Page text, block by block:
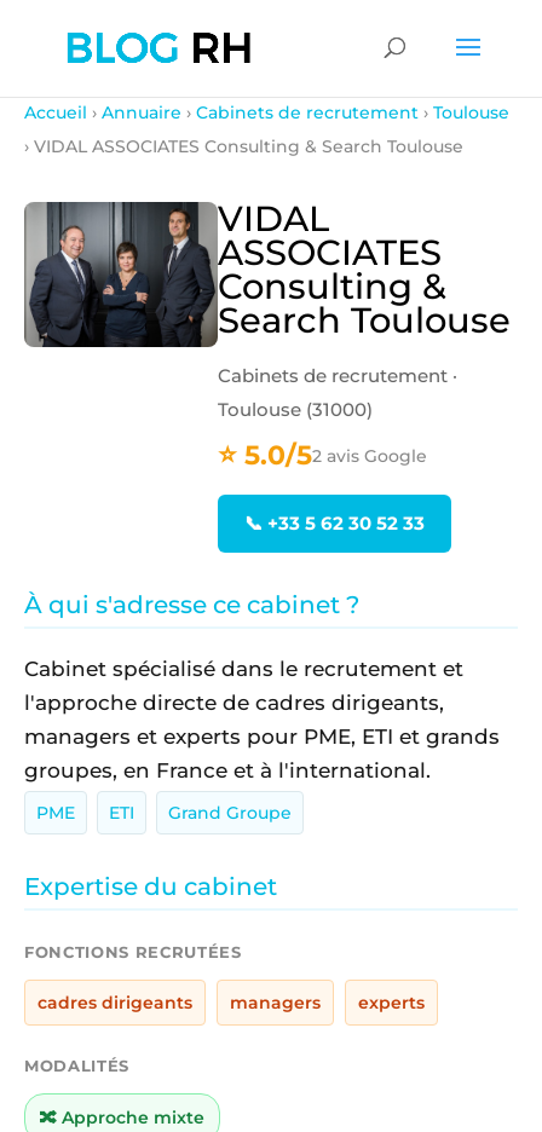
Accueil › Annuaire › Cabinets de recrutement › Toulouse
› VIDAL ASSOCIATES Consulting & Search Toulouse
VIDAL
ASSOCIATES
Consulting &
Search Toulouse
Cabinets de recrutement ·
Toulouse (31000)
⭐ 5.0/52 avis Google
📞 +33 5 62 30 52 33
À qui s'adresse ce cabinet ?
Cabinet spécialisé dans le recrutement et
l'approche directe de cadres dirigeants,
managers et experts pour PME, ETI et grands
groupes, en France et à l'international.
PME ETI Grand Groupe
Expertise du cabinet
FONCTIONS RECRUTÉES
cadres dirigeants managers experts
MODALITÉS
🔀 Approche mixte